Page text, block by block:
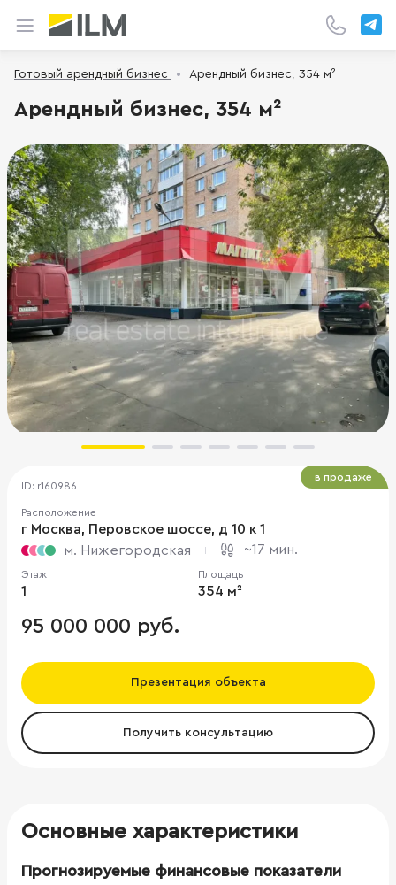
Готовый арендный бизнес Арендный бизнес, 354 м²
Арендный бизнес, 354 м²
ID: r160986
Расположение
г Москва, Перовское шоссе, д 10 к 1
м. Нижегородская
~17 мин.
Этаж
1
Площадь
354 м²
95 000 000 руб.
Презентация объекта
Получить консультацию
в продаже
Основные характеристики
Прогнозируемые финансовые показатели